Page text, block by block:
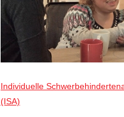
Individuelle
(ISA)